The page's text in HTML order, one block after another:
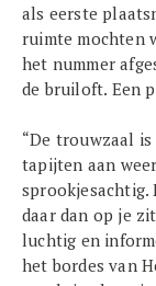
als eerste
ruimte mochten
het nummer
de bruiloft. Een
“De trouwzaal
tapijten aan
sprookjesachtig.
daar dan op je
luchtig en
het bordes van